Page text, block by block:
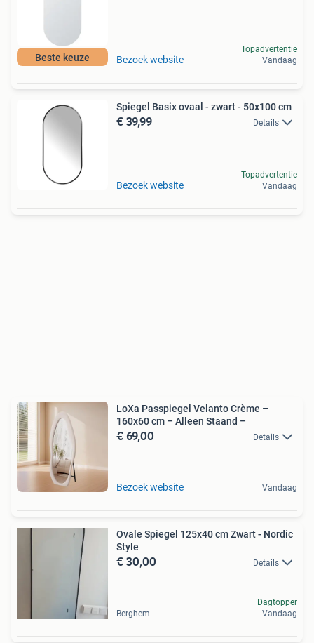
Beste keuze Bezoek website
Topadvertentie
Vandaag
Spiegel Basix ovaal - zwart - 50x100 cm
€ 39,99 Details
Bezoek website
Topadvertentie
Vandaag
LoXa Passpiegel Velanto Crème –
160x60 cm – Alleen Staand –
€ 69,00 Details
Bezoek website Vandaag
Ovale Spiegel 125x40 cm Zwart - Nordic
Style
€ 30,00 Details
Berghem
Dagtopper
Vandaag